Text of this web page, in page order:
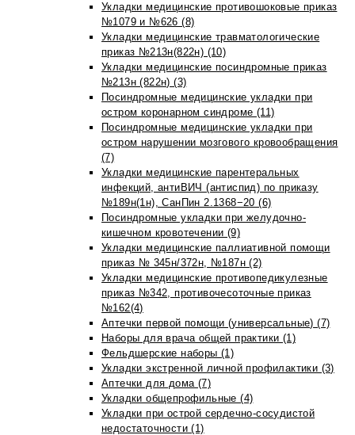
Укладки медицинские противошоковые приказ
№1079 и №626 (8)
Укладки медицинские травматологические
приказ №213н(822н) (10)
Укладки медицинские посиндромные приказ
№213н (822н) (3)
Посиндромные медицинские укладки при
остром коронарном синдроме (11)
Посиндромные медицинские укладки при
остром нарушении мозгового кровообращения
(7)
Укладки медицинские парентеральных
инфекций, антиВИЧ (антиспид) по приказу
№189н(1н), СанПин 2.1368−20 (6)
Посиндромные укладки при желудочно-
кишечном кровотечении (9)
Укладки медицинские паллиативной помощи
приказ № 345н/372н, №187н (2)
Укладки медицинские противопедикулезные
приказ №342, противочесоточные приказ
№162(4)
Аптечки первой помощи (универсальные) (7)
Наборы для врача общей практики (1)
Фельдшерские наборы (1)
Укладки экстренной личной профилактики (3)
Аптечки для дома (7)
Укладки общепрофильные (4)
Укладки при острой сердечно-сосудистой
недостаточности (1)